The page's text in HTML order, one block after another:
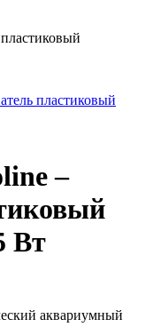
–
Вт
аквариумный